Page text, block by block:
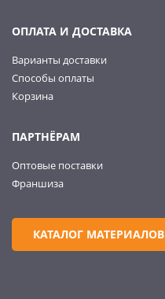
ОПЛАТА И ДОСТАВКА
Варианты доставки
Способы оплаты
Корзина
ПАРТНЁРАМ
Оптовые поставки
Франшиза
КАТАЛОГ МАТЕРИАЛОВ